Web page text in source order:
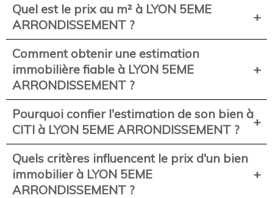
Quel est le prix au m² à LYON 5EME
ARRONDISSEMENT ?
Comment obtenir une estimation
immobilière fiable à LYON 5EME
ARRONDISSEMENT ?
Pourquoi confier l'estimation de son bien à
CITI à LYON 5EME ARRONDISSEMENT ?
Quels critères influencent le prix d'un bien
immobilier à LYON 5EME
ARRONDISSEMENT ?